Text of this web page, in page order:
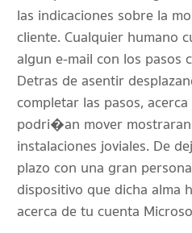
las indicaciones sobre la
cliente. Cualquier humano
algun e-mail con los pasos
Detras de asentir
completar las pasos,
podri�an mover
instalaciones joviales. De
plazo con una gran
dispositivo que dicha alma
acerca de tu cuenta